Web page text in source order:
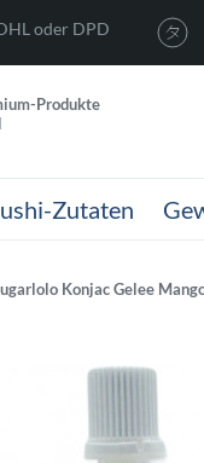
oder DPD
Produkte
Zutaten
Konjac Gelee